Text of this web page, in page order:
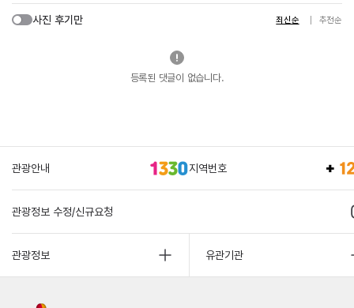
사진 후기만 최신순 추천순
등록된 댓글이 없습니다.
관광안내 지역번호
관광정보 수정/신규요청
관광정보 유관기관